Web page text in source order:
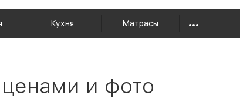
Кухня Матрасы
и фото